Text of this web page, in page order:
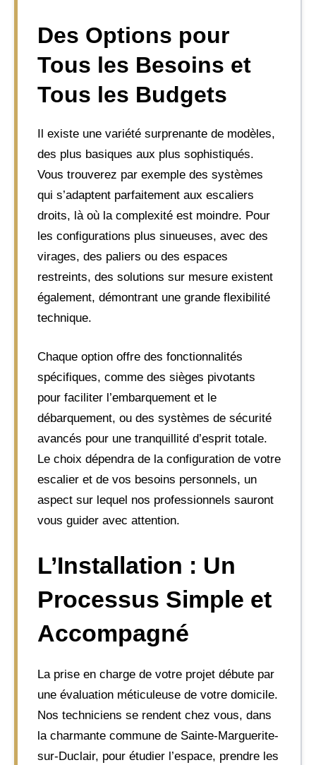
Des Options pour
Tous les Besoins et
Tous les Budgets
Il existe une variété surprenante de modèles,
des plus basiques aux plus sophistiqués.
Vous trouverez par exemple des systèmes
qui s’adaptent parfaitement aux escaliers
droits, là où la complexité est moindre. Pour
les configurations plus sinueuses, avec des
virages, des paliers ou des espaces
restreints, des solutions sur mesure existent
également, démontrant une grande flexibilité
technique.
Chaque option offre des fonctionnalités
spécifiques, comme des sièges pivotants
pour faciliter l’embarquement et le
débarquement, ou des systèmes de sécurité
avancés pour une tranquillité d’esprit totale.
Le choix dépendra de la configuration de votre
escalier et de vos besoins personnels, un
aspect sur lequel nos professionnels sauront
vous guider avec attention.
L’Installation : Un
Processus Simple et
Accompagné
La prise en charge de votre projet débute par
une évaluation méticuleuse de votre domicile.
Nos techniciens se rendent chez vous, dans
la charmante commune de Sainte-Marguerite-
sur-Duclair, pour étudier l’espace, prendre les